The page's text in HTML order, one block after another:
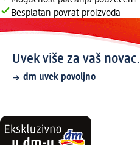
Besplatan povrat proizvoda
Uvek više za vaš novac.
dm uvek povoljno